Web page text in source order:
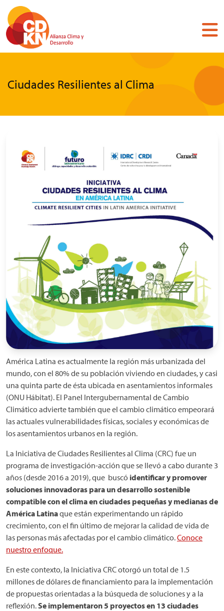
Pasar
contenido
principal
Ciudades Resilientes al Clima
América Latina es actualmente la región más urbanizada del
mundo, con el 80% de su población viviendo en ciudades, y casi
una quinta parte de ésta ubicada en asentamientos informales
(ONU Hábitat). El Panel Intergubernamental de Cambio
Climático advierte también que el cambio climático empeorará
las actuales vulnerabilidades físicas, sociales y económicas de
los asentamientos urbanos en la región.
La Iniciativa de Ciudades Resilientes al Clima (CRC) fue un
programa de investigación-acción que se llevó a cabo durante 3
años (desde 2016 a 2019), que buscó identificar y promover
soluciones innovadoras para un desarrollo sostenible
compatible con el clima en ciudades pequeñas y medianas de
América Latinaque están experimentando un rápido
crecimiento, con el fin último de mejorar la calidad de vida de
las personas más afectadas por el cambio climático.Conoce
nuestro enfoque.
En este contexto, la Iniciativa CRC otorgó un total de 1.5
millones de dólares de financiamiento para la implementación
de propuestas orientadas a la búsqueda de soluciones y a la
reflexión.Se implementaron 5 proyectos en 13 ciudades